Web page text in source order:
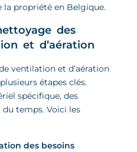
la propriété en Belgique.
des
et d’aération
ventilation et d’aération
étapes clés.
spécifique, des
temps. Voici les
des besoins